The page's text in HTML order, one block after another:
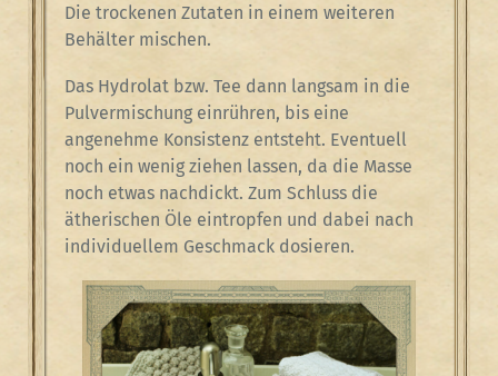
Die trockenen Zutaten in einem weiteren
Behälter mischen.
Das Hydrolat bzw. Tee dann langsam in die
Pulvermischung einrühren, bis eine
angenehme Konsistenz entsteht. Eventuell
noch ein wenig ziehen lassen, da die Masse
noch etwas nachdickt. Zum Schluss die
ätherischen Öle eintropfen und dabei nach
individuellem Geschmack dosieren.